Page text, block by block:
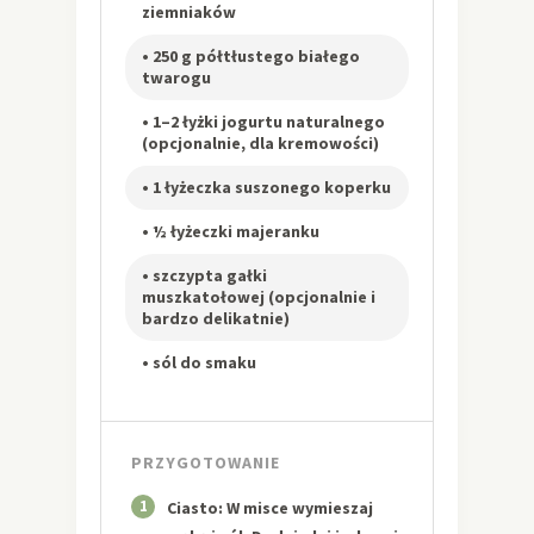
ziemniaków
• 250 g półtłustego białego
twarogu
• 1–2 łyżki jogurtu naturalnego
(opcjonalnie, dla kremowości)
• 1 łyżeczka suszonego koperku
• ½ łyżeczki majeranku
• szczypta gałki
muszkatołowej (opcjonalnie i
bardzo delikatnie)
• sól do smaku
PRZYGOTOWANIE
1
Ciasto: W misce wymieszaj